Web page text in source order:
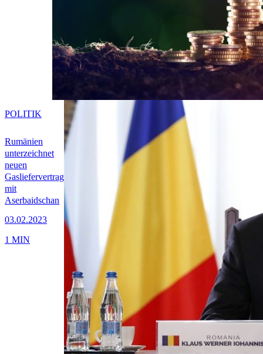
Rumänien
unterzeichnet
neuen
Gasliefervertrag
mit
Aserbaidschan
03.02.2023
POLITIK
1 MIN